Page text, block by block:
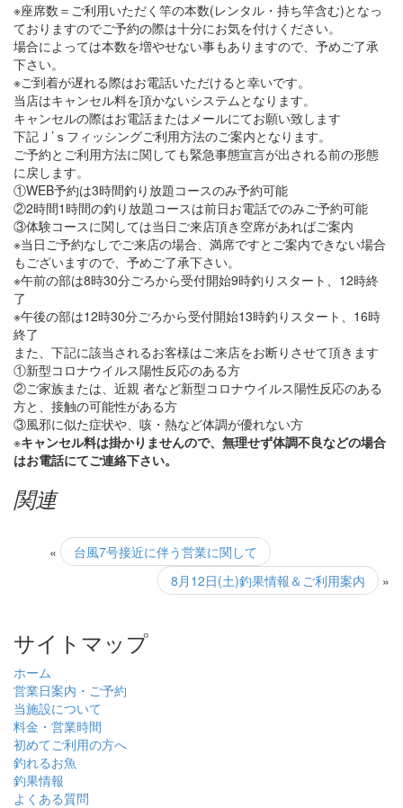
※座席数＝ご利用いただく竿の本数(レンタル・持ち竿含む)となっ
ておりますのでご予約の際は十分にお気を付けください。
場合によっては本数を増やせない事もありますので、予めご了承
下さい。
※ご到着が遅れる際はお電話いただけると幸いです。
当店はキャンセル料を頂かないシステムとなります。
キャンセルの際はお電話またはメールにてお願い致します
下記Ｊ’ｓフィッシングご利用方法のご案内となります。
ご予約とご利用方法に関しても緊急事態宣言が出される前の形態
に戻します。
①WEB予約は3時間釣り放題コースのみ予約可能
②2時間1時間の釣り放題コースは前日お電話でのみご予約可能
③体験コースに関しては当日ご来店頂き空席があればご案内
※当日ご予約なしでご来店の場合、満席ですとご案内できない場合
もございますので、予めご了承下さい。
※午前の部は8時30分ごろから受付開始9時釣りスタート、12時終
了
※午後の部は12時30分ごろから受付開始13時釣りスタート、16時
終了
また、下記に該当されるお客様はご来店をお断りさせて頂きます
①新型コロナウイルス陽性反応のある方
②ご家族または、 近親 者など新型コロナウイルス陽性反応のある
方と、 接触の可能性がある方
③風邪に似た症状や、咳・熱など体調が優れない方
※キャンセル料は掛かりませんので、無理せず体調不良などの場合
はお電話にてご連絡下さい。
関連
«
台風7号接近に伴う営業に関して
8月12日(土)釣果情報＆ご利用案内
»
サイトマップ
ホーム
営業日案内・ご予約
当施設について
料金・営業時間
初めてご利用の方へ
釣れるお魚
釣果情報
よくある質問